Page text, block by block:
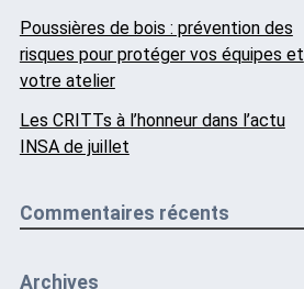
Poussières de bois : prévention des
risques pour protéger vos équipes et
votre atelier
Les CRITTs à l’honneur dans l’actu
INSA de juillet
Commentaires récents
Archives